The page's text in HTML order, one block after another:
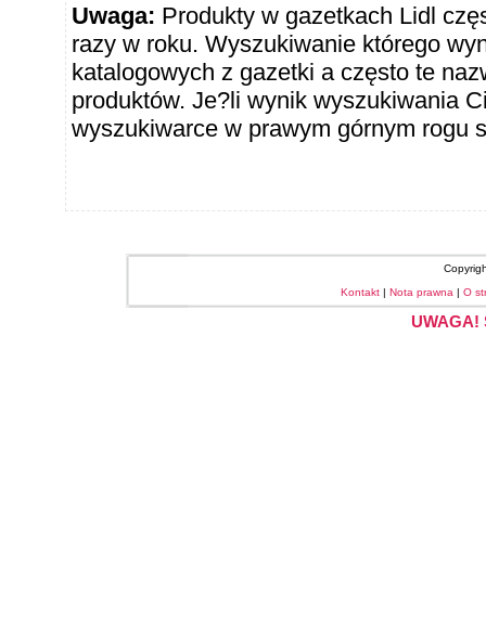
Uwaga: Produkty w gazetkach Lidl
razy w roku. Wyszukiwanie którego
katalogowych z gazetki a często te
produktów. Je?li wynik wyszukiwania
wyszukiwarce w prawym górnym rogu
Kontakt | Nota prawna | O
UWAGA!